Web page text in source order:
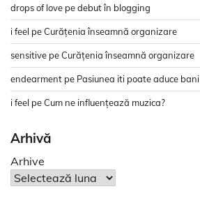
drops of love pedebut în blogging
i feel peCurățenia înseamnă organizare
sensitive peCurățenia înseamnă organizare
endearment pe Pasiunea iti poate aduce bani
i feel peCum ne influențează muzica?
Arhivă
Arhive